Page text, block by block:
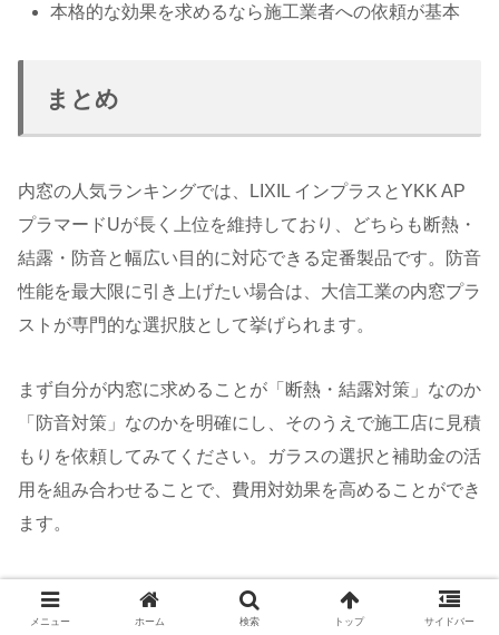
本格的な効果を求めるなら施工業者への依頼が基本
まとめ
内窓の人気ランキングでは、LIXIL インプラスとYKK AP
プラマードUが長く上位を維持しており、どちらも断熱・
結露・防音と幅広い目的に対応できる定番製品です。防音
性能を最大限に引き上げたい場合は、大信工業の内窓プラ
ストが専門的な選択肢として挙げられます。
まず自分が内窓に求めることが「断熱・結露対策」なのか
「防音対策」なのかを明確にし、そのうえで施工店に見積
もりを依頼してみてください。ガラスの選択と補助金の活
用を組み合わせることで、費用対効果を高めることができ
ます。
悩みの種類は住まいによってさまざまです。この記事が、
自分に合った内窓を選ぶための最初の一歩になれば幸いで
メニュー ホーム 検索 トップ サイドバー